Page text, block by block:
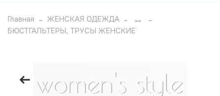
Главная ЖЕНСКАЯ ОДЕЖДА
...
БЮСТГАЛЬТЕРЫ, ТРУСЫ ЖЕНСКИЕ